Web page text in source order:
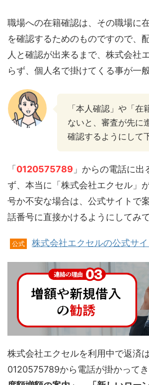
職場への在籍確認は、その職場に
を確認するためのものですので、
人と確認が出来るまで、株式会社
らず、個人名で掛けてくる事が一
「本人確認」や「在
ないと、審査が先に
確認するようにして
「 0120575789 」からの電話に出
ず、本当に「株式会社エクセル」
号か不安な場合は、公式サイトで
話番号に直接かけるようにしてみて
公式 株式会社エクセルの公式サ
株式会社エクセルを利用中で返済
0120575789から電話が掛かってき